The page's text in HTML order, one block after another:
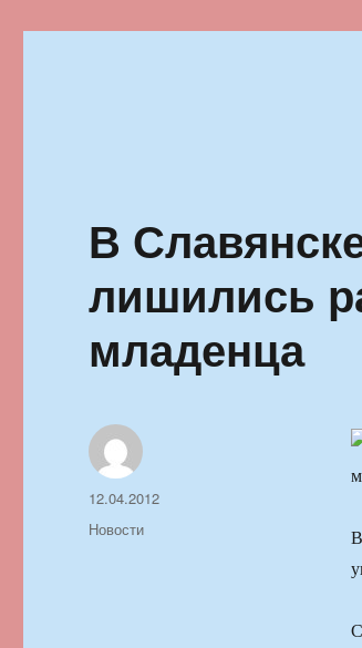
В
лишились
младенца
Автор
Опубликовано
12.04.2012
Рубрики
Новости